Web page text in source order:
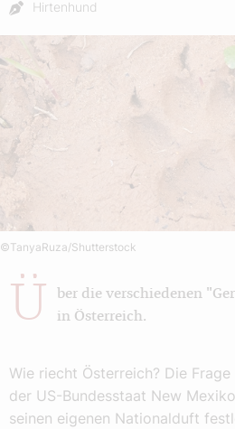
Autor:
Hirtenhund
©TanyaRuza/Shutterstock
Ü
ber die verschiedenen
in Österreich.
Wie riecht Österreich? Die
der US-Bundesstaat New
seinen eigenen Nationalduft